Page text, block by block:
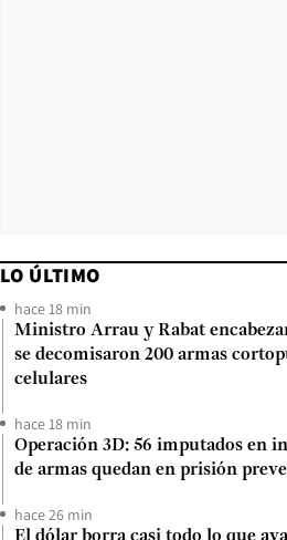
LO ÚLTIMO
hace 18 min
Ministro Arrau y Rabat
se decomisaron 200 armas
celulares
hace 18 min
Operación 3D: 56 imputados en
de armas quedan en prisión
hace 26 min